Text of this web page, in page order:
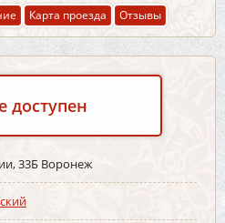
Карта проезда Отзывы
доступен
33Б Воронеж